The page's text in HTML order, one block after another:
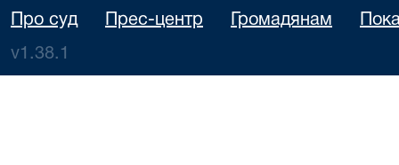
Про суд Прес-центр Громадянам
v1.38.1